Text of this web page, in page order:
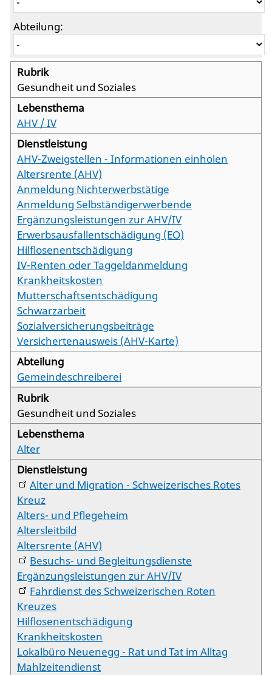
Abteilung:
Gesundheit und Soziales
AHV / IV
AHV-Zweigstellen - Informationen einholen
Altersrente (AHV)
Anmeldung Nichterwerbstätige
Anmeldung Selbständigerwerbende
Ergänzungsleistungen zur AHV/IV
Erwerbsausfallentschädigung (EO)
Hilflosenentschädigung
IV-Renten oder Taggeldanmeldung
Krankheitskosten
Mutterschaftsentschädigung
Schwarzarbeit
Sozialversicherungsbeiträge
Versichertenausweis (AHV-Karte)
Gemeindeschreiberei
Gesundheit und Soziales
Alter
Alter und Migration - Schweizerisches Rotes
Kreuz
Alters- und Pflegeheim
Altersleitbild
Altersrente (AHV)
Besuchs- und Begleitungsdienste
Ergänzungsleistungen zur AHV/IV
Fahrdienst des Schweizerischen Roten
Kreuzes
Hilflosenentschädigung
Krankheitskosten
Lokalbüro Neuenegg - Rat und Tat im Alltag
Mahlzeitendienst